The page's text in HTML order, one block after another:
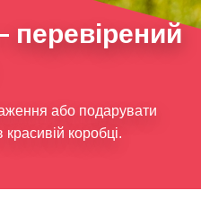
перевірений
або подарувати
коробці.